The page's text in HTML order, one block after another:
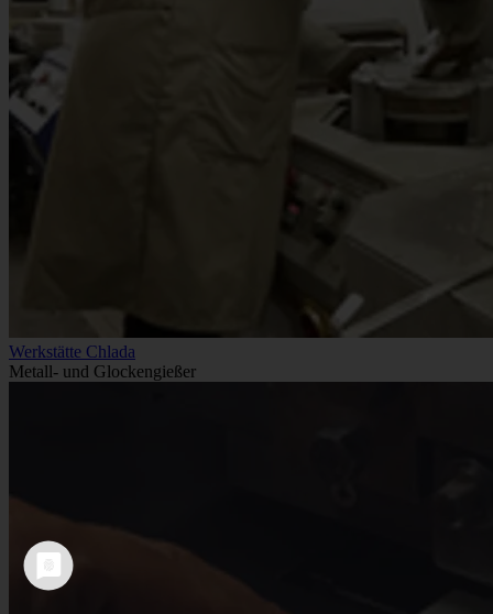
Werkstätte Chlada
Metall- und Glockengießer